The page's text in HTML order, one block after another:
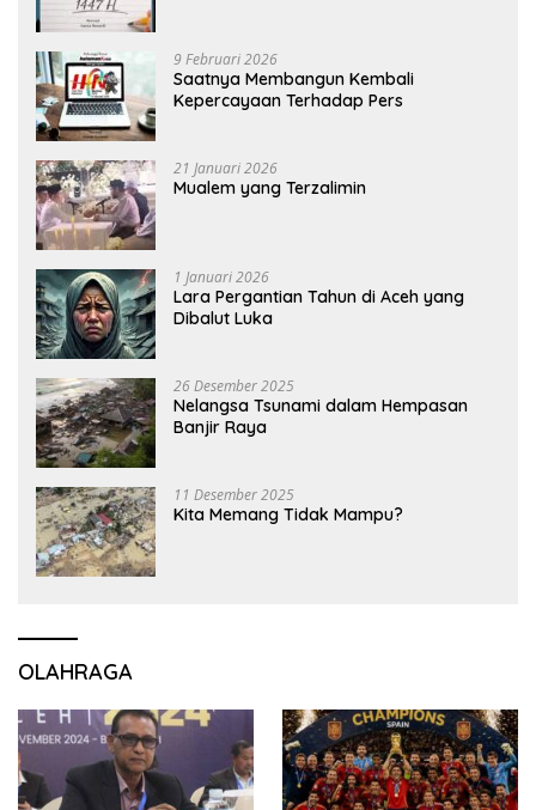
9 Februari 2026
Saatnya Membangun Kembali
Kepercayaan Terhadap Pers
21 Januari 2026
Mualem yang Terzalimin
1 Januari 2026
Lara Pergantian Tahun di Aceh yang
Dibalut Luka
26 Desember 2025
Nelangsa Tsunami dalam Hempasan
Banjir Raya
11 Desember 2025
Kita Memang Tidak Mampu?
OLAHRAGA